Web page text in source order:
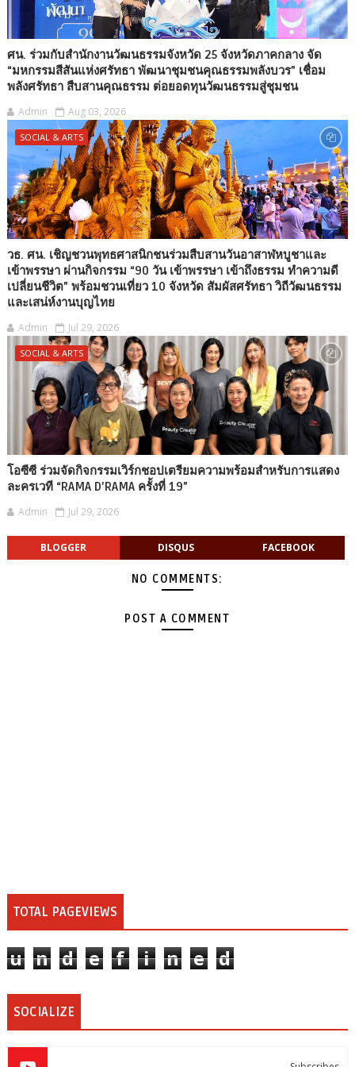
ศน. ร่วมกับสำนักงานวัฒนธรรมจังหวัด 25 จังหวัดภาคกลาง จัด
“มหกรรมสีสันแห่งศรัทธา พัฒนาชุมชนคุณธรรมพลังบวร” เชื่อม
พลังศรัทธา สืบสานคุณธรรม ต่อยอดทุนวัฒนธรรมสู่ชุมชน
Admin Aug 03, 2026
SOCIAL & ARTS
วธ. ศน. เชิญชวนพุทธศาสนิกชนร่วมสืบสานวันอาสาฬหบูชาและ
เข้าพรรษา ผ่านกิจกรรม “90 วัน เข้าพรรษา เข้าถึงธรรม ทำความดี
เปลี่ยนชีวิต” พร้อมชวนเที่ยว 10 จังหวัด สัมผัสศรัทธา วิถีวัฒนธรรม
และเสน่ห์งานบุญไทย
Admin Jul 29, 2026
SOCIAL & ARTS
โอซีซี ร่วมจัดกิจกรรมเวิร์กชอปเตรียมความพร้อมสำหรับการแสดง
ละครเวที “RAMA D’RAMA ครั้งที่ 19”
Admin Jul 29, 2026
BLOGGER DISQUS FACEBOOK
NO COMMENTS:
POST A COMMENT
TOTAL PAGEVIEWS
u n d e f i n e d
SOCIALIZE